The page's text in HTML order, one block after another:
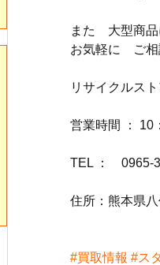
また　大型商
お気軽に　ご相
リサイクルス
営業時間 ： 10
TEL ：　0965-
住所：熊本県
#買取情報 #ス